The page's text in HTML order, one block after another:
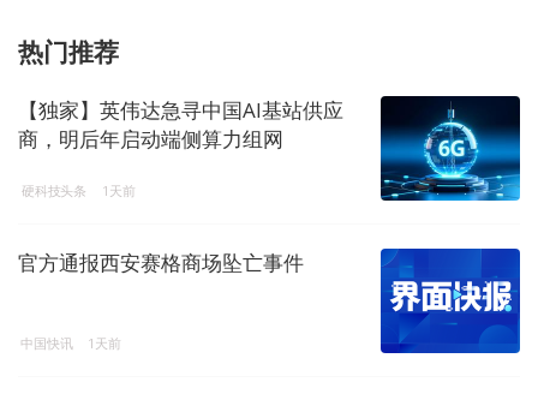
热门推荐
【独家】英伟达急寻中国AI基站供应
商，明后年启动端侧算力组网
硬科技头条 1天前
官方通报西安赛格商场坠亡事件
中国快讯 1天前